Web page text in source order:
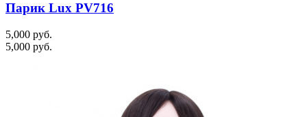
Парик Lux PV716
5,000 руб.
5,000 руб.